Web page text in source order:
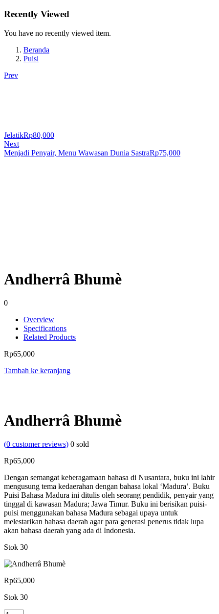
Recently Viewed
You have no recently viewed item.
Beranda
Puisi
Prev
JelatikRp80,000
Next
Menjadi Penyair, Menu Wawasan Dunia SastraRp75,000
Andherrâ Bhumè
0
Overview
Specifications
Related Products
Rp65,000
Tambah ke keranjang
Andherrâ Bhumè
(0 customer reviews) 0 sold
Rp65,000
Dengan semangat keberagamaan bahasa di Nusantara, buku ini lahir
mengusung tema kedaerahan dengan bahasa lokal ‘Madura’. Buku
Puisi Bahasa Madura ini ditulis oleh seorang pendidik, penyair yang
tinggal di kawasan Madura; Jawa Timur. Buku ini berisikan puisi-
puisi menggunakan bahasa Madura sebagai upaya untuk
melestarikan bahasa daerah agar para generasi penerus tidak lupa
akan bahasa daerah yang ada di Indonesia.
Stok 30
Rp65,000
Stok 30